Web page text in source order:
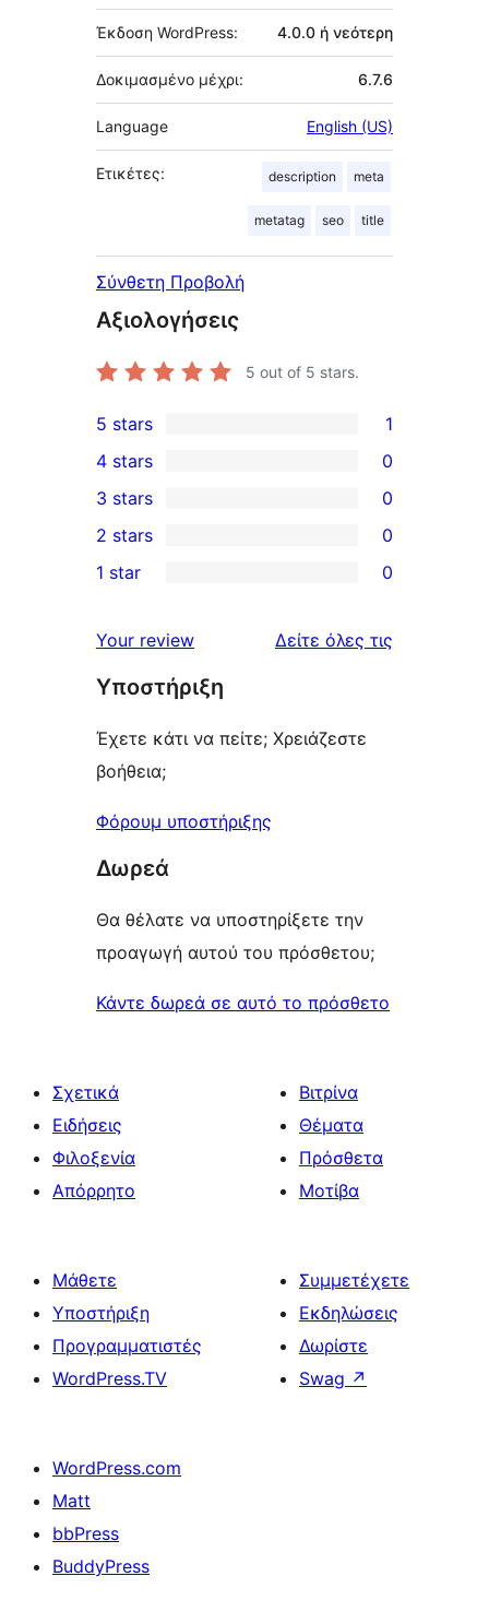
Έκδοση WordPress: 4.0.0 ή νεότερη
Δοκιμασμένο μέχρι: 6.7.6
Language English (US)
Ετικέτες: description meta
metatag seo title
Σύνθετη Προβολή
Αξιολογήσεις
5 out of 5 stars.
1
5-
star
review
5 stars 1
4-
star
reviews
4 stars 0
0
3-
star
3 stars 0
2-
reviews
2 stars 0
star
reviews
1 star 0
Your review Δείτε όλες τις
Υποστήριξη
Έχετε κάτι να πείτε; Χρειάζεστε
βοήθεια;
Φόρουμ υποστήριξης
Δωρεά
Θα θέλατε να υποστηρίξετε την
προαγωγή αυτού του πρόσθετου;
Κάντε δωρεά σε αυτό το πρόσθετο
Σχετικά
Ειδήσεις
Φιλοξενία
Απόρρητο
Βιτρίνα
Θέματα
Πρόσθετα
Μοτίβα
Μάθετε
Υποστήριξη
Προγραμματιστές
WordPress.TV
Συμμετέχετε
Εκδηλώσεις
Δωρίστε
Swag ↗
WordPress.com
Matt
bbPress
BuddyPress